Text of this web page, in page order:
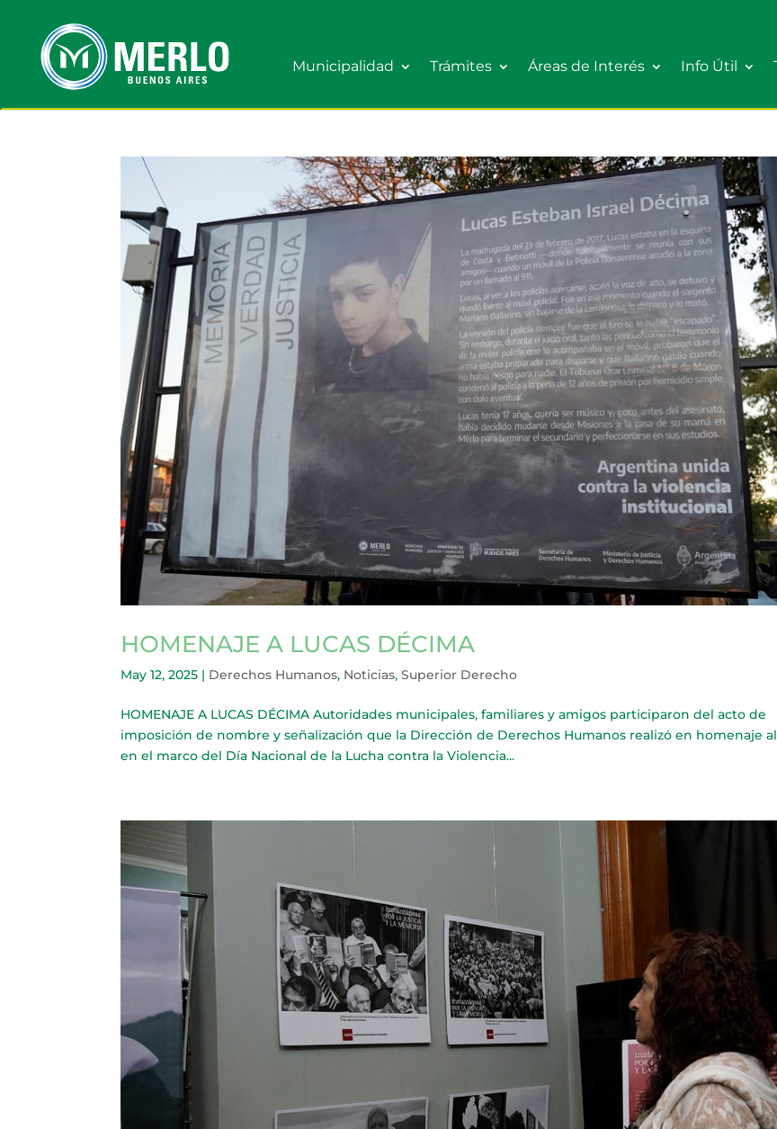
Municipalidad Trámites Áreas de Interés Info Útil
HOMENAJE A LUCAS DÉCIMA
May 12, 2025 | Derechos Humanos, Noticias,Superior Derecho
HOMENAJE A LUCAS DÉCIMA Autoridades municipales, familiares y amigos participaron del acto de
imposición de nombre y señalización que la Dirección de Derechos Humanos realizó en homenaje
en el marco del Día Nacional de la Lucha contra la Violencia...